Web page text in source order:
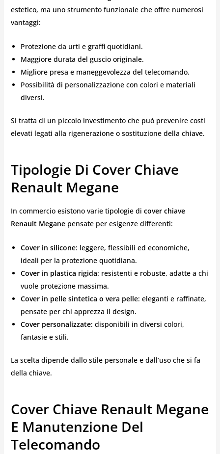
estetico, ma uno strumento funzionale che offre numerosi
vantaggi:
Protezione da urti e graffi quotidiani.
Maggiore durata del guscio originale.
Migliore presa e maneggevolezza del telecomando.
Possibilità di personalizzazione con colori e materiali
diversi.
Si tratta di un piccolo investimento che può prevenire costi
elevati legati alla rigenerazione o sostituzione della chiave.
Tipologie Di Cover Chiave
Renault Megane
In commercio esistono varie tipologie di cover chiave
Renault Meganepensate per esigenze differenti:
Cover in silicone: leggere, flessibili ed economiche,
ideali per la protezione quotidiana.
Cover in plastica rigida: resistenti e robuste, adatte a chi
vuole protezione massima.
Cover in pelle sintetica o vera pelle: eleganti e raffinate,
pensate per chi apprezza il design.
Cover personalizzate: disponibili in diversi colori,
fantasie e stili.
La scelta dipende dallo stile personale e dall’uso che si fa
della chiave.
Cover Chiave Renault Megane
E Manutenzione Del
Telecomando